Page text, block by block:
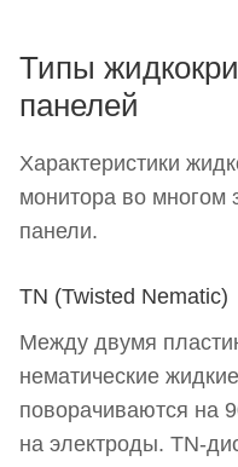
Типы
панелей
Характеристики
монитора во многом
панели.
TN (Twisted Nematic)
Между двумя
нематические
поворачиваются на
на электроды. TN-